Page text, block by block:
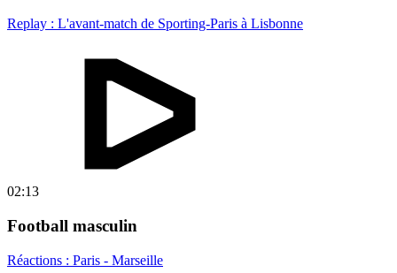
Replay : L'avant-match de Sporting-Paris à Lisbonne
02:13
Football masculin
Réactions : Paris - Marseille